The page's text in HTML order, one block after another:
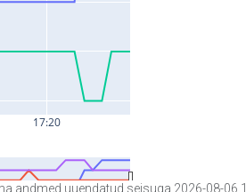
andmed uuendatud seisuga 2026-08-06